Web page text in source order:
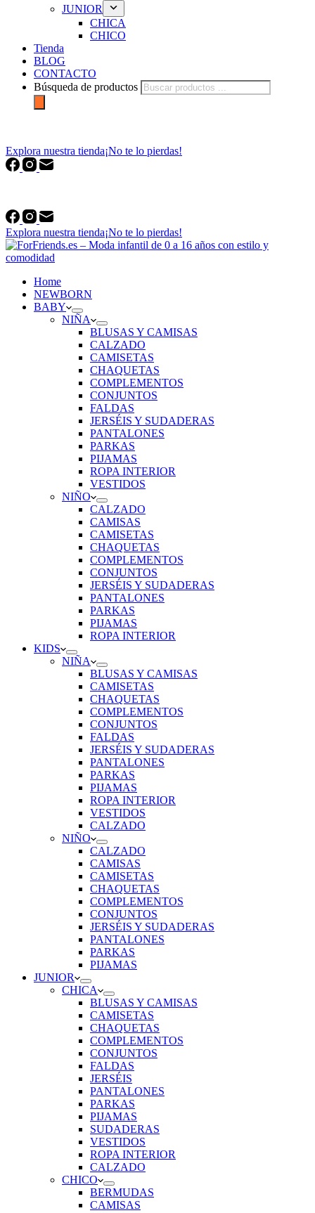
JUNIOR
CHICA
CHICO
Tienda
BLOG
CONTACTO
Búsqueda de productos
Explora nuestra tienda¡No te lo pierdas!
Explora nuestra tienda¡No te lo pierdas!
Home
NEWBORN
BABY
NIÑA
BLUSAS Y CAMISAS
CALZADO
CAMISETAS
CHAQUETAS
COMPLEMENTOS
CONJUNTOS
FALDAS
JERSÉIS Y SUDADERAS
PANTALONES
PARKAS
PIJAMAS
ROPA INTERIOR
VESTIDOS
NIÑO
CALZADO
CAMISAS
CAMISETAS
CHAQUETAS
COMPLEMENTOS
CONJUNTOS
JERSÉIS Y SUDADERAS
PANTALONES
PARKAS
PIJAMAS
ROPA INTERIOR
KIDS
NIÑA
BLUSAS Y CAMISAS
CAMISETAS
CHAQUETAS
COMPLEMENTOS
CONJUNTOS
FALDAS
JERSÉIS Y SUDADERAS
PANTALONES
PARKAS
PIJAMAS
ROPA INTERIOR
VESTIDOS
CALZADO
NIÑO
CALZADO
CAMISAS
CAMISETAS
CHAQUETAS
COMPLEMENTOS
CONJUNTOS
JERSÉIS Y SUDADERAS
PANTALONES
PARKAS
PIJAMAS
JUNIOR
CHICA
BLUSAS Y CAMISAS
CAMISETAS
CHAQUETAS
COMPLEMENTOS
CONJUNTOS
FALDAS
JERSÉIS
PANTALONES
PARKAS
PIJAMAS
SUDADERAS
VESTIDOS
ROPA INTERIOR
CALZADO
CHICO
BERMUDAS
CAMISAS